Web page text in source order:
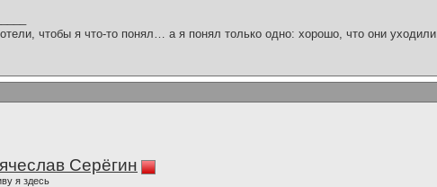
чтобы я что-то понял… а я понял только одно: хорошо, что они уходили.
Серёгин
я здесь